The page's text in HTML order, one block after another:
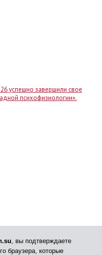
успешно завершили свое
психофизиологии».
, вы подтверждаете
браузера, которые